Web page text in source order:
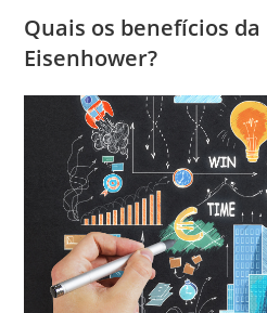
Quais os benefícios
Eisenhower?